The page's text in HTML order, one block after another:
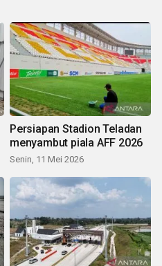
Persiapan Stadion Teladan
menyambut piala AFF 2026
Senin, 11 Mei 2026